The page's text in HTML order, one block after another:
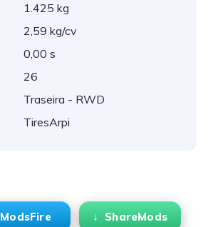
1.425 kg
2,59 kg/cv
0,00 s
26
Traseira - RWD
TiresArpi
ModsFire ShareMods